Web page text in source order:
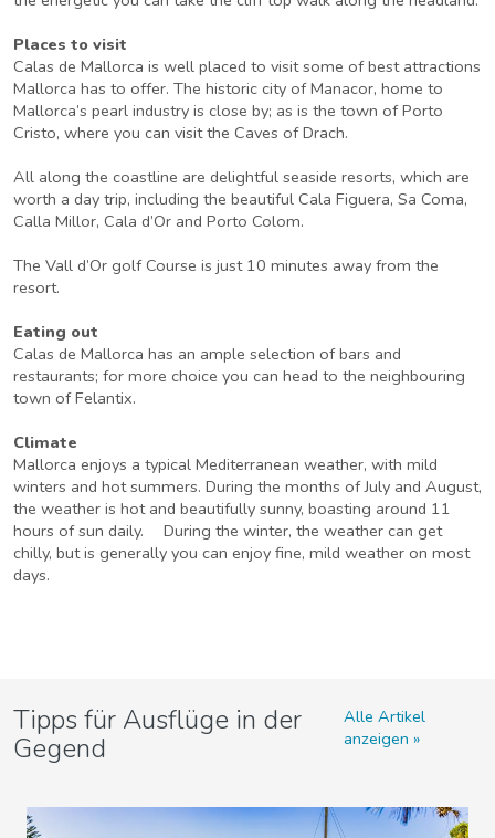
Places to visit
Calas de Mallorca is well placed to visit some of best attractions
Mallorca has to offer. The historic city of Manacor, home to
Mallorca’s pearl industry is close by; as is the town of Porto
Cristo, where you can visit the Caves of Drach.
All along the coastline are delightful seaside resorts, which are
worth a day trip, including the beautiful Cala Figuera, Sa Coma,
Calla Millor, Cala d’Or and Porto Colom.
The Vall d’Or golf Course is just 10 minutes away from the
resort.
Eating out
Calas de Mallorca has an ample selection of bars and
restaurants; for more choice you can head to the neighbouring
town of Felantix.
Climate
Mallorca enjoys a typical Mediterranean weather, with mild
winters and hot summers. During the months of July and August,
the weather is hot and beautifully sunny, boasting around 11
hours of sun daily. During the winter, the weather can get
chilly, but is generally you can enjoy fine, mild weather on most
days.
Tipps für Ausflüge in der
Gegend
Alle Artikel
anzeigen